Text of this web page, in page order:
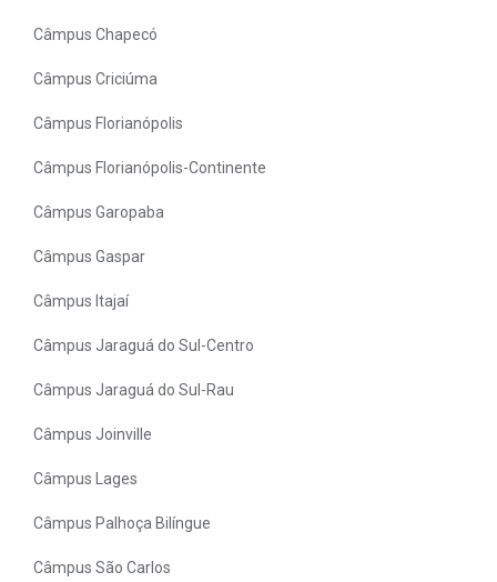
Câmpus Chapecó
Câmpus Criciúma
Câmpus Florianópolis
Câmpus Florianópolis-Continente
Câmpus Garopaba
Câmpus Gaspar
Câmpus Itajaí
Câmpus Jaraguá do Sul-Centro
Câmpus Jaraguá do Sul-Rau
Câmpus Joinville
Câmpus Lages
Câmpus Palhoça Bilíngue
Câmpus São Carlos